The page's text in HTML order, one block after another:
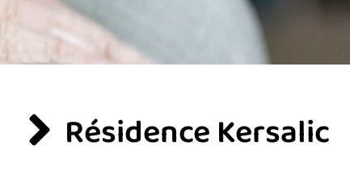
Résidence Kersalic